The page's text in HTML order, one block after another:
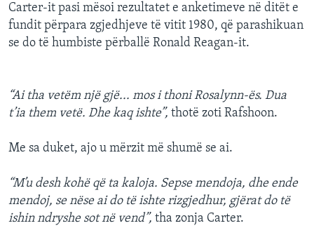
Carter-it pasi mësoi rezultatet e anketimeve në ditët e
fundit përpara zgjedhjeve të vitit 1980, që parashikuan
se do të humbiste përballë Ronald Reagan-it.
“Ai tha vetëm një gjë... mos i thoni Rosalynn-ës. Dua
t’ia them vetë. Dhe kaq ishte”, thotë zoti Rafshoon.
Me sa duket, ajo u mërzit më shumë se ai.
“M’u desh kohë që ta kaloja. Sepse mendoja, dhe ende
mendoj, se nëse ai do të ishte rizgjedhur, gjërat do të
ishin ndryshe sot në vend”, tha zonja Carter.